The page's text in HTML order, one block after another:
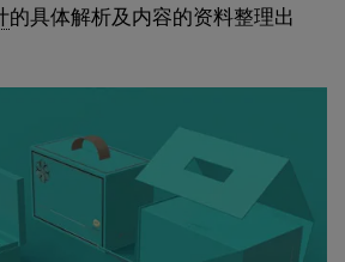
的具体解析及内容的资料整理出